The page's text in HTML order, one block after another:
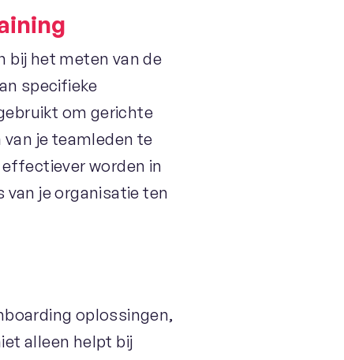
bij het meten van de
specifieke
om gerichte
je teamleden te
worden in
van je organisatie ten
oplossingen,
alleen helpt bij